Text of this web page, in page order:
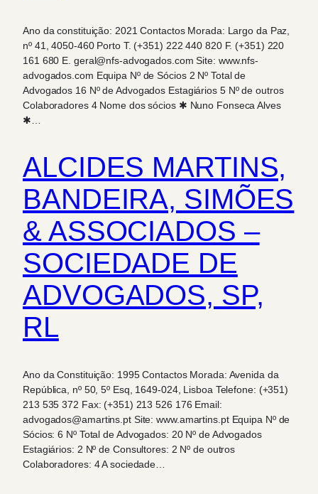
Ano da constituição: 2021 Contactos Morada: Largo da Paz,
nº 41, 4050-460 Porto T. (+351) 222 440 820 F. (+351) 220
161 680 E. geral@nfs-advogados.com Site: www.nfs-
advogados.com Equipa Nº de Sócios 2 Nº Total de
Advogados 16 Nº de Advogados Estagiários 5 Nº de outros
Colaboradores 4 Nome dos sócios ✱ Nuno Fonseca Alves
✱…
ALCIDES MARTINS,
BANDEIRA, SIMÕES
& ASSOCIADOS –
SOCIEDADE DE
ADVOGADOS, SP,
RL
Ano da Constituição: 1995 Contactos Morada: Avenida da
República, nº 50, 5º Esq, 1649-024, Lisboa Telefone: (+351)
213 535 372 Fax: (+351) 213 526 176 Email:
advogados@amartins.pt Site: www.amartins.pt Equipa Nº de
Sócios: 6 Nº Total de Advogados: 20 Nº de Advogados
Estagiários: 2 Nº de Consultores: 2 Nº de outros
Colaboradores: 4 A sociedade…